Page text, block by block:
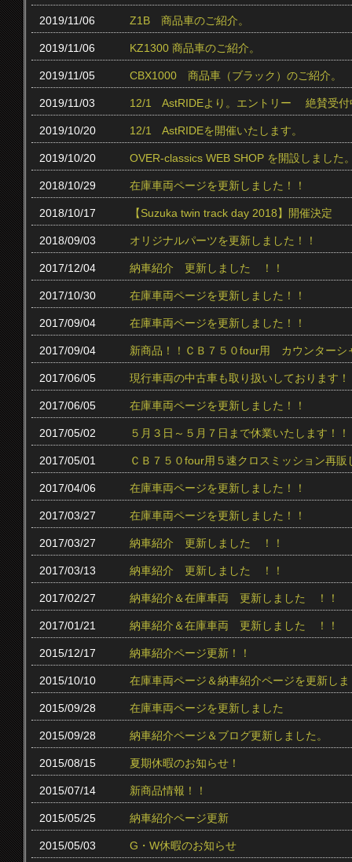
2019/11/06 Z1B 商品車のご紹介。
2019/11/06 KZ1300 商品車のご紹介。
2019/11/05 CBX1000 商品車（ブラック）のご紹介。
2019/11/03 12/1 AstRIDEより。エントリー 絶賛受付
2019/10/20 12/1 AstRIDEを開催いたします。
2019/10/20 OVER-classics WEB SHOP を開設しました
2018/10/29 在庫車両ページを更新しました！！
2018/10/17 【Suzuka twin track day 2018】開催決定
2018/09/03 オリジナルパーツを更新しました！！
2017/12/04 納車紹介 更新しました ！！
2017/10/30 在庫車両ページを更新しました！！
2017/09/04 在庫車両ページを更新しました！！
2017/09/04 新商品！！ＣＢ７５０four用 カウンター
2017/06/05 現行車両の中古車も取り扱いしております！
2017/06/05 在庫車両ページを更新しました！！
2017/05/02 ５月３日～５月７日まで休業いたします！！
2017/05/01 ＣＢ７５０four用５速クロスミッション再販
2017/04/06 在庫車両ページを更新しました！！
2017/03/27 在庫車両ページを更新しました！！
2017/03/27 納車紹介 更新しました ！！
2017/03/13 納車紹介 更新しました ！！
2017/02/27 納車紹介＆在庫車両 更新しました ！！
2017/01/21 納車紹介＆在庫車両 更新しました ！！
2015/12/17 納車紹介ページ更新！！
2015/10/10 在庫車両ページ＆納車紹介ページを更新し
2015/09/28 在庫車両ページを更新しました
2015/09/28 納車紹介ページ＆ブログ更新しました。
2015/08/15 夏期休暇のお知らせ！
2015/07/14 新商品情報！！
2015/05/25 納車紹介ページ更新
2015/05/03 G・W休暇のお知らせ